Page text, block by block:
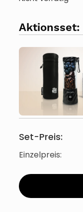
Aktionsset:
Set-Preis:
Einzelpreis: